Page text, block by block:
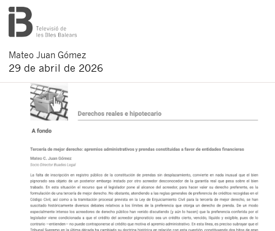
Mateo Juan Gómez
29 de abril de 2026